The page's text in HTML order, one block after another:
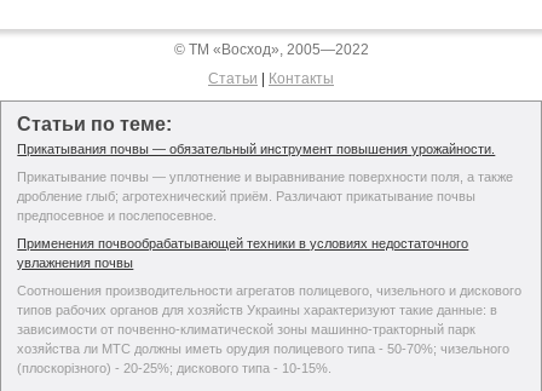
© ТМ «Восход», 2005—2022
Статьи
Контакты
Статьи по теме:
Прикатывания почвы — обязательный инструмент повышения урожайности.
Прикатывание почвы — уплотнение и выравнивание поверхности поля, а также
дробление глыб; агротехнический приём. Различают прикатывание почвы
предпосевное и послепосевное.
Применения почвообрабатывающей техники в условиях недостаточного
увлажнения почвы
Соотношения производительности агрегатов полицевого, чизельного и дискового
типов рабочих органов для хозяйств Украины характеризуют такие данные: в
зависимости от почвенно-климатической зоны машинно-тракторный парк
хозяйства ли МТС должны иметь орудия полицевого типа - 50-70%; чизельного
(плоскорізного) - 20-25%; дискового типа - 10-15%.